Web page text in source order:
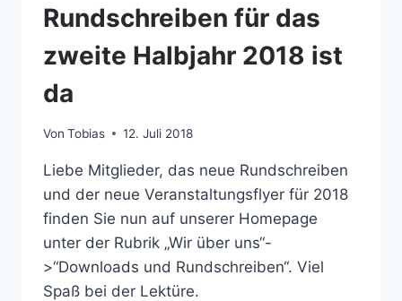
Rundschreiben für das
zweite Halbjahr 2018 ist
da
Von Tobias 12. Juli 2018
Liebe Mitglieder, das neue Rundschreiben
und der neue Veranstaltungsflyer für 2018
finden Sie nun auf unserer Homepage
unter der Rubrik „Wir über uns“-
>“Downloads und Rundschreiben“. Viel
Spaß bei der Lektüre.